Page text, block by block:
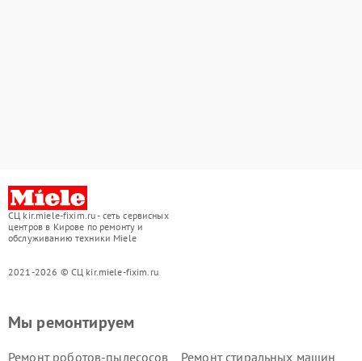
СЦ kir.miele-fixim.ru - сеть сервисных
центров в Кирове по ремонту и
обслуживанию техники Miele
2021-2026 © СЦ kir.miele-fixim.ru
Мы ремонтируем
Ремонт роботов-пылесосов
Ремонт стиральных машин